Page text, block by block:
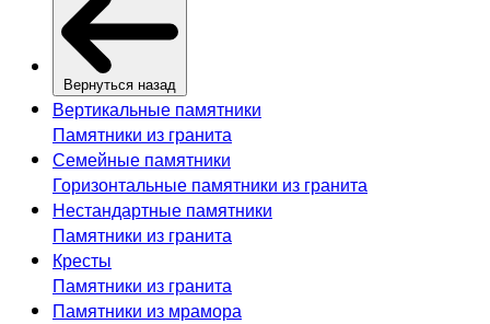
Вернуться назад
Вертикальные памятники
Памятники из гранита
Семейные памятники
Горизонтальные памятники из гранита
Нестандартные памятники
Памятники из гранита
Кресты
Памятники из гранита
Памятники из мрамора